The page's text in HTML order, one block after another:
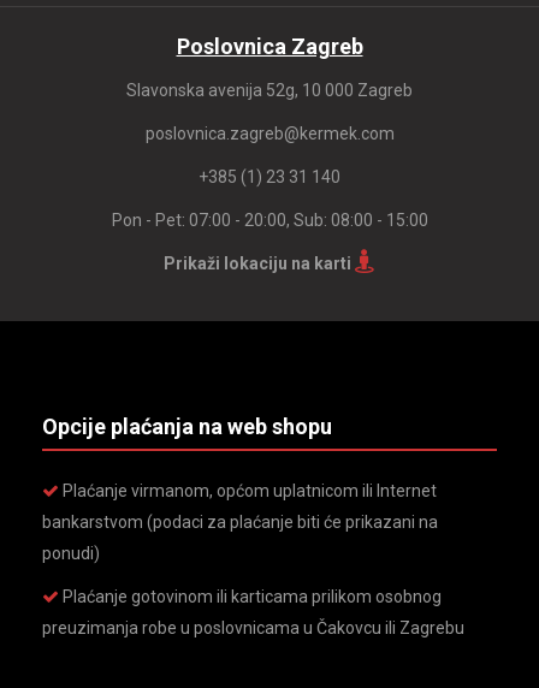
Poslovnica Zagreb
Slavonska avenija 52g, 10 000 Zagreb
poslovnica.zagreb@kermek.com
+385 (1) 23 31 140
Pon - Pet: 07:00 - 20:00, Sub: 08:00 - 15:00
Prikaži lokaciju na karti
Opcije plaćanja na web shopu
Plaćanje virmanom, općom uplatnicom ili Internet
bankarstvom (podaci za plaćanje biti će prikazani na
ponudi)
Plaćanje gotovinom ili karticama prilikom osobnog
preuzimanja robe u poslovnicama u Čakovcu ili Zagrebu